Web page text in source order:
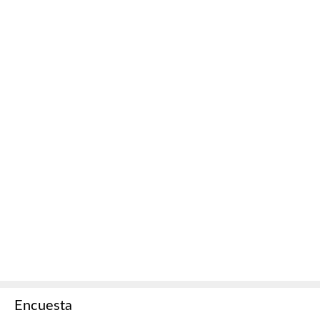
Encuesta